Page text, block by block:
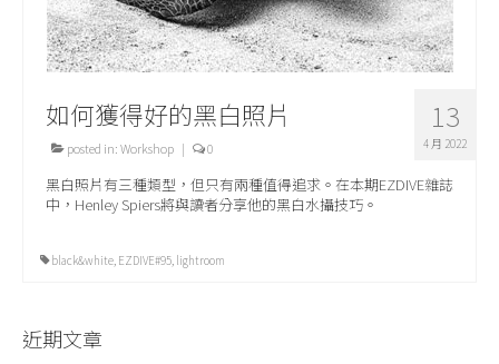
13
4 月 2022
如何獲得好的黑白照片
posted in:Workshop | 0
黑白照片有三種類型，但只有兩種值得追求。在本期EZDIVE雜誌
中，Henley Spiers將與讀者分享他的黑白水攝技巧。
black&white EZDIVE#95 lightroom
近期文章